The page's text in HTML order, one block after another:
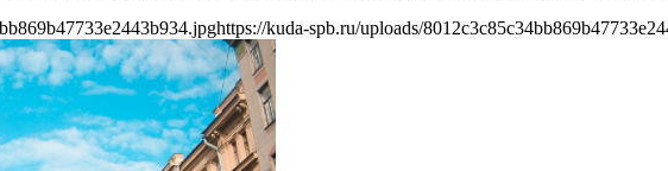
https://kuda-spb.ru/uploads/